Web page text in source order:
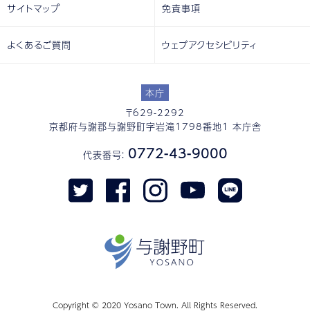
本庁
〒629-2292
京都府与謝郡与謝野町字岩滝1798番地1 本庁舎
代表番号： 0772-43-9000
サイトマップ 免責事項
よくあるご質問 ウェブアクセシビリティ
Copyright © 2020 Yosano Town. All Rights Reserved.